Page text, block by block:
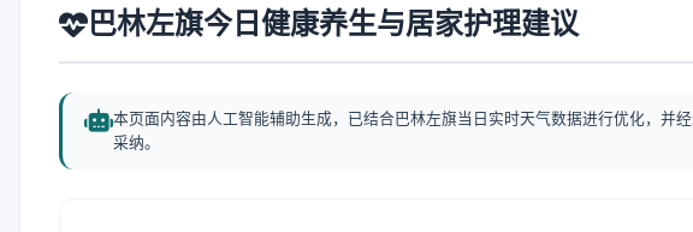
巴林左旗今日健康养生与居家护理建议
本页面内容由人工智能辅助生成，已结合巴林左旗当日实时天气数据进行优化，并
采纳。